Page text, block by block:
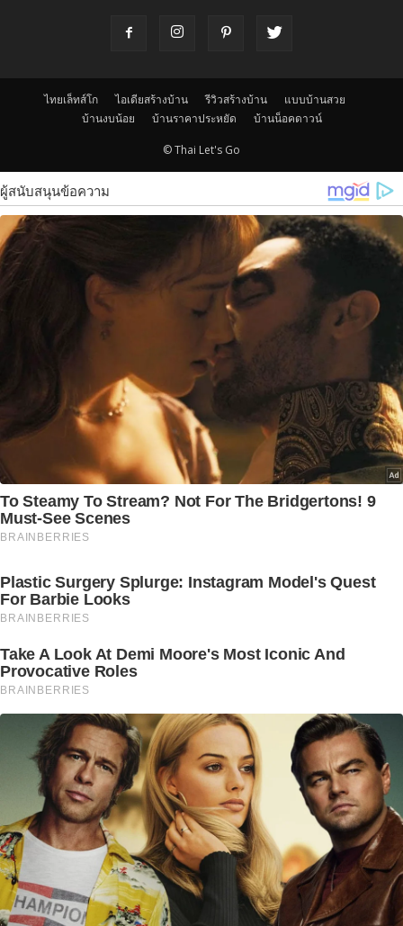
ไทยเล็ทส์โก ไอเดียสร้างบ้าน รีวิวสร้างบ้าน
แบบบ้านสวย
บ้านงบน้อย
บ้านราคาประหยัด บ้านน็อคดาวน์
© Thai Let's Go